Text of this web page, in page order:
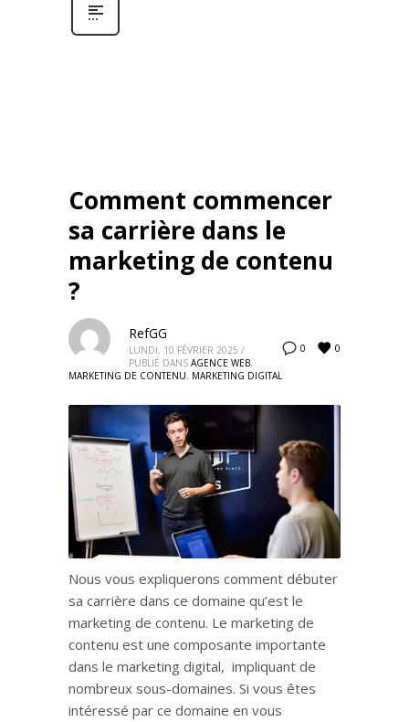
Comment commencer
sa carrière dans le
marketing de contenu
?
0 0
RefGG
LUNDI, 10 FÉVRIER 2025 /
PUBLIÉ DANS AGENCE WEB,
MARKETING DE CONTENU, MARKETING DIGITAL
Nous vous expliquerons comment débuter
sa carrière dans ce domaine qu’est le
marketing de contenu. Le marketing de
contenu est une composante importante
dans le marketing digital, impliquant de
nombreux sous-domaines. Si vous êtes
intéressé par ce domaine en vous